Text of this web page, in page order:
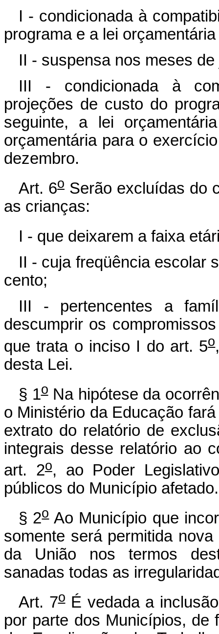
I - condicionada à
programa e a lei
II - suspensa nos meses
III - condicionada à
projeções de custo do
seguinte, a lei
orçamentária para o
dezembro.
Art. 6o Serão excluídas do
as crianças:
I - que deixarem a faixa
II - cuja freqüência escolar
cento;
III - pertencentes a
descumprir os
que trata o inciso I do art. 5o
desta Lei.
§ 1oNa hipótese da
o Ministério da Educação
extrato do relatório de
integrais desse relatório ao
art. 2o, ao Poder
públicos do Município afetado.
§ 2oAo Município que
somente será permitida
da União nos termos
sanadas todas as
Art. 7oÉ vedada a
por parte dos Municípios, de